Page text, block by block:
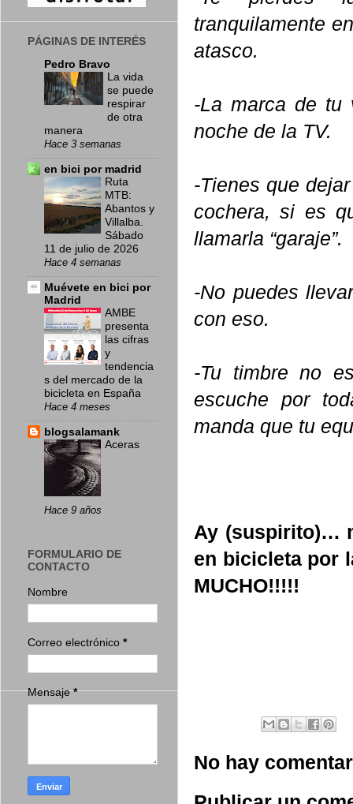
tranquilamente
atasco.
-La marca de tu
noche de la TV.
-Tienes que
cochera, si es
llamarla “garaje”.
-No puedes
con eso.
-Tu timbre no
escuche por
manda que tu
Ay (suspirito)…
en bicicleta por
MUCHO!!!!!
No hay
PÁGINAS DE INTERÉS
Pedro Bravo
La vida
se puede
respirar
de otra
manera
Hace 3 semanas
en bici por madrid
Ruta
MTB:
Abantos y
Villalba.
Sábado
11 de julio de 2026
Hace 4 semanas
Muévete en bici por
Madrid
AMBE
presenta
las cifras
y
tendencia
s del mercado de la
bicicleta en España
Hace 4 meses
blogsalamank
Aceras
Hace 9 años
FORMULARIO DE
CONTACTO
Nombre
Correo electrónico *
Mensaje*